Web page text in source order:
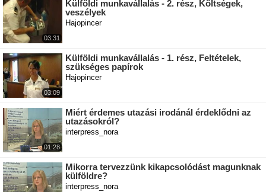
03:31
Külföldi munkavállalás - 2. rész, Költségek,
veszélyek
Hajopincer
03:09
Külföldi munkavállalás - 1. rész, Feltételek,
szükséges papírok
Hajopincer
01:28
Miért érdemes utazási irodánál érdeklődni az
utazásokról?
interpress_nora
Mikorra tervezzünk kikapcsolódást magunknak
külföldre?
interpress_nora